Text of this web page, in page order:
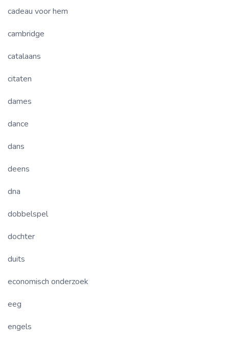
cadeau voor hem
cambridge
catalaans
citaten
dames
dance
dans
deens
dna
dobbelspel
dochter
duits
economisch onderzoek
eeg
engels